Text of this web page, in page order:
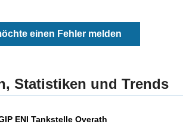
einen Fehler melden
Statistiken und Trends
ENI Tankstelle Overath